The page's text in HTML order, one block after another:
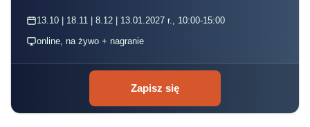
13.10 | 18.11 | 8.12 | 13.01.2027 r., 10:00-15:00
online, na żywo + nagranie
Zapisz się